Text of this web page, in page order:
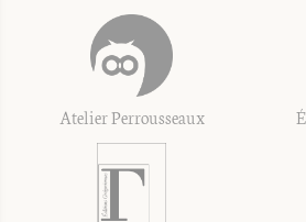
Atelier Perrousseaux